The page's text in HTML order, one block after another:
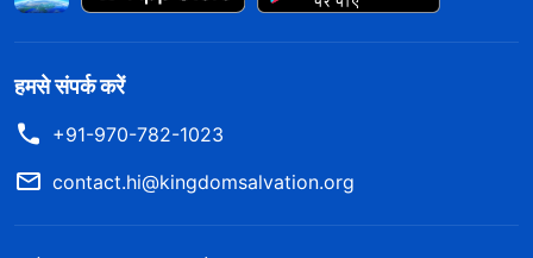
हमसे संपर्क करें
+91-970-782-1023
contact.hi@kingdomsalvation.org